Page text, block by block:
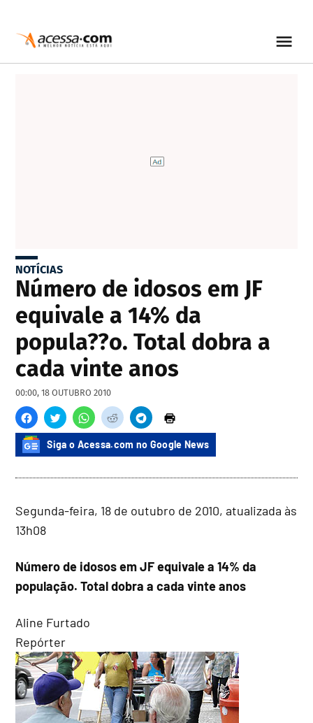
NOTÍCIAS
Número de idosos em JF
equivale a 14% da
popula??o. Total dobra a
cada vinte anos
00:00, 18 OUTUBRO 2010
Siga o Acessa.com no Google News
Segunda-feira, 18 de outubro de 2010, atualizada às
13h08
Número de idosos em JF equivale a 14% da
população. Total dobra a cada vinte anos
Aline Furtado
Repórter